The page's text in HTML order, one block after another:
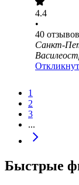
4.4
•
40 отзывов
Санкт-
1
2
3
...
Быстрые